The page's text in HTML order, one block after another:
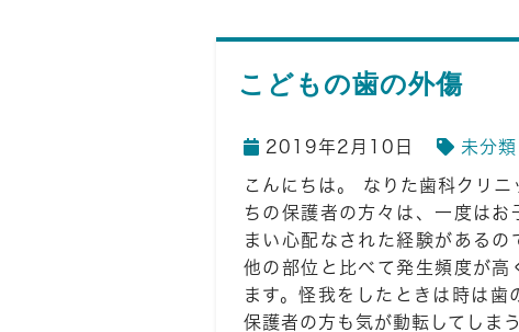
こどもの歯の外傷
2019年2月10日 未分類
こんにちは。 なりた歯科クリ
ちの保護者の方々は、一度は
まい心配なされた経験がある
他の部位と比べて発生頻度が高
ます。怪我をしたときは時は
保護者の方も気が動転してしまう